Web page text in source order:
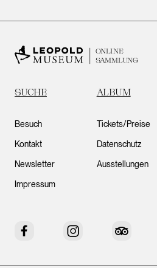
ONLINE
SAMMLUNG
SUCHE ALBUM
Besuch
Kontakt
Newsletter
Impressum
Tickets/Preise
Datenschutz
Ausstellungen
Facebook Instagram Tripadvisor